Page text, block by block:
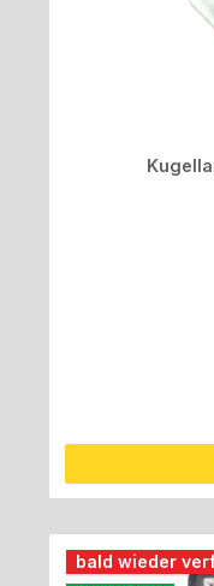
bald wieder